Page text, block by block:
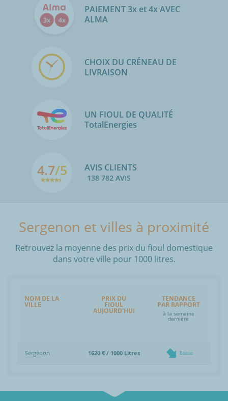
PAIEMENT 3x et 4x AVEC
ALMA
CHOIX DU CRÉNEAU DE
LIVRAISON
UN FIOUL DE QUALITÉ
TotalEnergies
4.7/5 AVIS CLIENTS
138 782 AVIS
Sergenon et villes à proximité
Retrouvez la moyenne des prix du fioul domestique
dans votre ville pour 1000 litres.
NOM DE LA
VILLE
PRIX DU
FIOUL
AUJOURD'HUI
TENDANCE
PAR RAPPORT
à la semaine
dernière
Sergenon 1620 € / 1000 Litres Baisse